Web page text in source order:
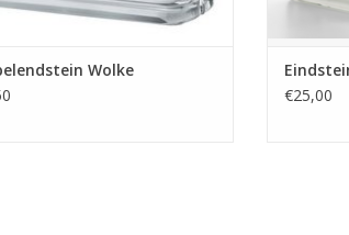
Wolke
€25,00